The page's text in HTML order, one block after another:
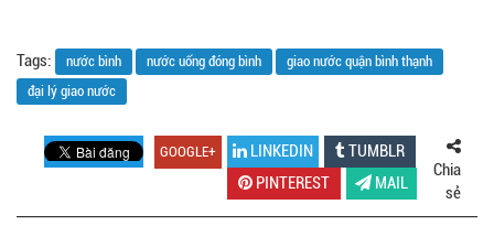
Tags: nước bình nước uống đóng bình
giao nước quận bình thạnh
đại lý giao nước
GOOGLE+ LINKEDIN
TUMBLR
PINTEREST
MAIL
Chia
sẻ